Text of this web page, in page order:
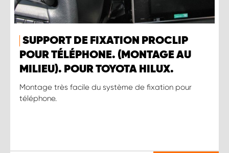
SUPPORT DE FIXATION PROCLIP
POUR TÉLÉPHONE. (MONTAGE AU
MILIEU). POUR TOYOTA HILUX.
Montage très facile du système de fixation pour
téléphone.